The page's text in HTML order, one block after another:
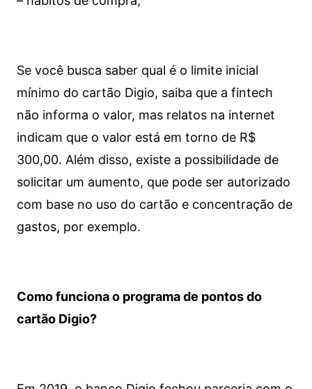
Se você busca saber qual é o limite inicial
mínimo do cartão Digio, saiba que a fintech
não informa o valor, mas relatos na internet
indicam que o valor está em torno de R$
300,00. Além disso, existe a possibilidade de
solicitar um aumento, que pode ser autorizado
com base no uso do cartão e concentração de
gastos, por exemplo.
Como funciona o programa de pontos do
cartão Digio?